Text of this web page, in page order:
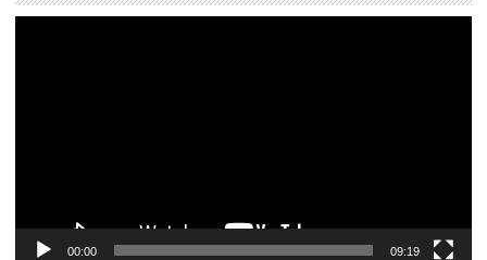
00:00 09:19